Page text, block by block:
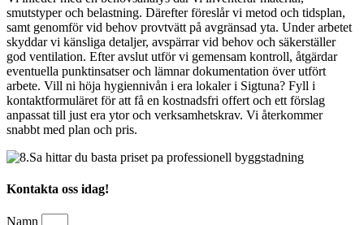
smutstyper och belastning. Därefter föreslår vi metod och tidsplan,
samt genomför vid behov provtvätt på avgränsad yta. Under arbetet
skyddar vi känsliga detaljer, avspärrar vid behov och säkerställer
god ventilation. Efter avslut utför vi gemensam kontroll, åtgärdar
eventuella punktinsatser och lämnar dokumentation över utfört
arbete. Vill ni höja hygiennivån i era lokaler i Sigtuna? Fyll i
kontaktformuläret för att få en kostnadsfri offert och ett förslag
anpassat till just era ytor och verksamhetskrav. Vi återkommer
snabbt med plan och pris.
Kontakta oss idag!
Namn